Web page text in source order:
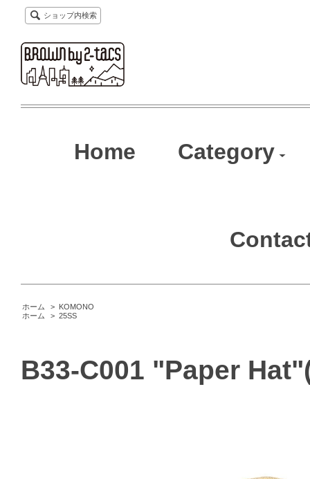
ショップ内検索
Home Category
ホーム > KOMONO
ホーム
> 25SS
B33-C001 "Paper